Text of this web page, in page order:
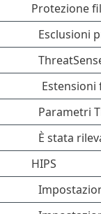
Protezione
Esclusioni
Estensioni
Parametri
È stata
HIPS